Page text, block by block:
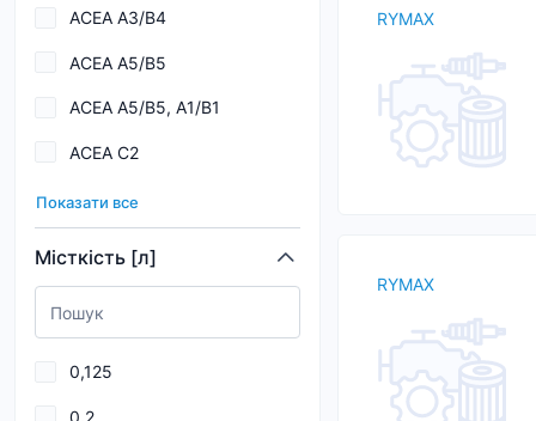
API SP
BMW DCTF-1
BMW LL-01
BMW LL-04
BMW Longlife-01
BMW LONGLIFE-04
BMW Longlife-98
Caterpillar ECF-2
ACEA A3/B4
ACEA A5/B5
ACEA A5/B5, A1/B1
ACEA C2
ACEA C2, C3
ACEA C3,C4
ACEA C6
Показати все
Місткість [л]
0,125
0,2
RYMAX
RYMAX